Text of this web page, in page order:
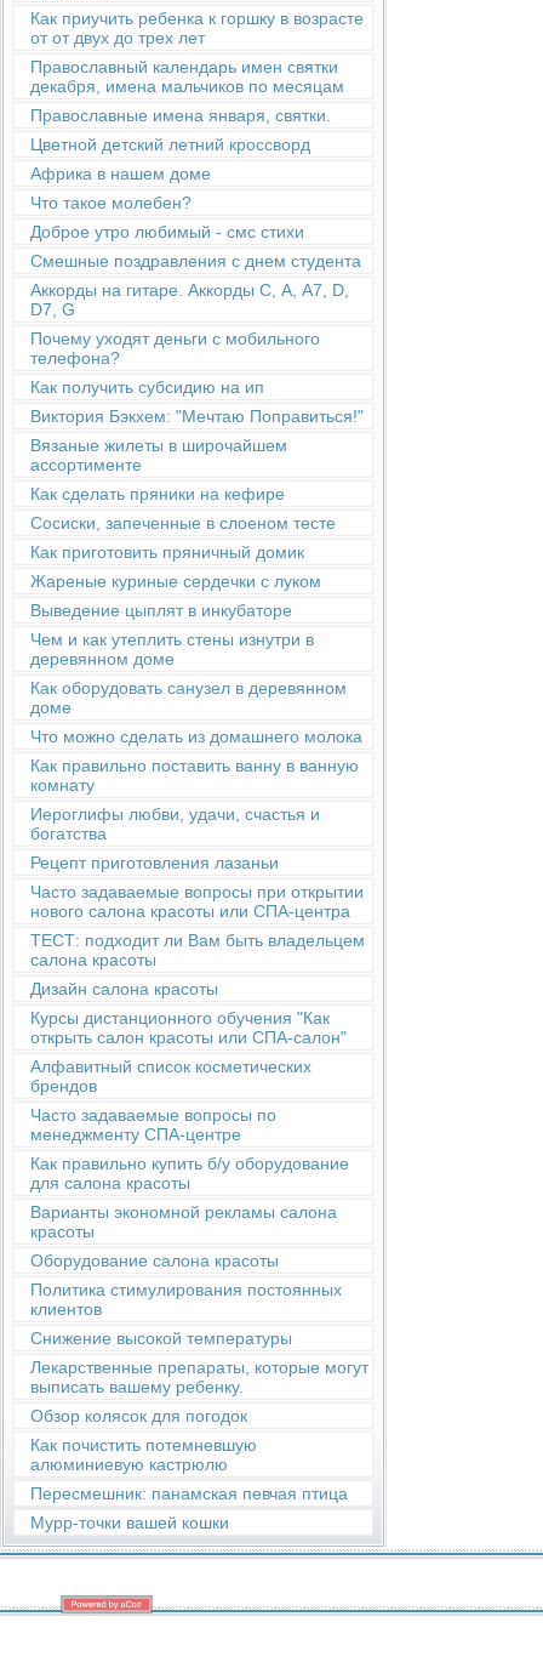
Как приучить ребенка к горшку в возрасте
от от двух до трех лет
Православный календарь имен святки
декабря, имена мальчиков по месяцам
Православные имена января, святки.
Цветной детский летний кроссворд
Африка в нашем доме
Что такое молебен?
Доброе утро любимый - смс стихи
Смешные поздравления с днем студента
Аккорды на гитаре. Аккорды С, А, А7, D,
D7, G
Почему уходят деньги с мобильного
телефона?
Как получить субсидию на ип
Виктория Бэкхем: "Мечтаю Поправиться!"
Вязаные жилеты в широчайшем
ассортименте
Как сделать пряники на кефире
Сосиски, запеченные в слоеном тесте
Как приготовить пряничный домик
Жареные куриные сердечки с луком
Выведение цыплят в инкубаторе
Чем и как утеплить стены изнутри в
деревянном доме
Как оборудовать санузел в деревянном
доме
Что можно сделать из домашнего молока
Как правильно поставить ванну в ванную
комнату
Иероглифы любви, удачи, счастья и
богатства
Рецепт приготовления лазаньи
Часто задаваемые вопросы при открытии
нового салона красоты или СПА-центра
ТЕСТ: подходит ли Вам быть владельцем
салона красоты
Дизайн салона красоты
Курсы дистанционного обучения "Как
открыть салон красоты или СПА-салон"
Алфавитный список косметических
брендов
Часто задаваемые вопросы по
менеджменту СПА-центре
Как правильно купить б/у оборудование
для салона красоты
Варианты экономной рекламы салона
красоты
Оборудование салона красоты
Политика стимулирования постоянных
клиентов
Снижение высокой температуры
Лекарственные препараты, которые могут
выписать вашему ребенку.
Обзор колясок для погодок
Как почистить потемневшую
алюминиевую кастрюлю
Пересмешник: панамская певчая птица
Мурр-точки вашей кошки